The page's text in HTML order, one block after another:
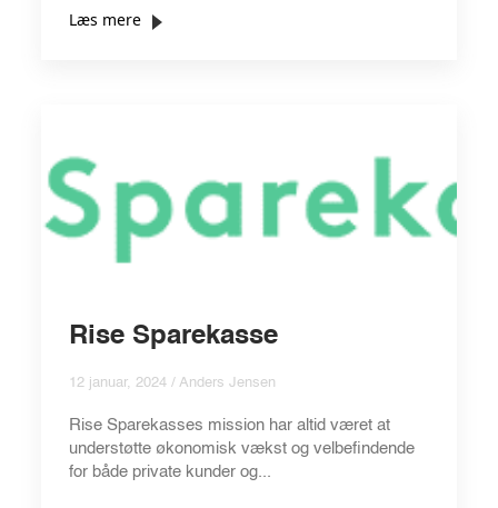
Læs mere
Rise Sparekasse
12 januar, 2024 / Anders Jensen
Rise Sparekasses mission har altid været at
understøtte økonomisk vækst og velbefindende
for både private kunder og...